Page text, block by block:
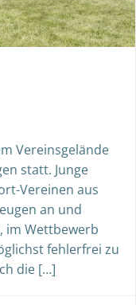
Vereinsgelände
statt. Junge
Vereinen aus
an und
im Wettbewerb
fehlerfrei zu
die […]